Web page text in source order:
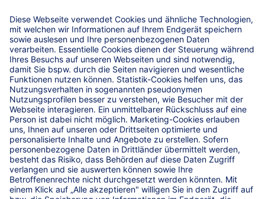
Lkw-Fahrer Michael Knopf berichtet, wie die KRAVAG
Truck Parking App seinen Arbeitsalltag beeinflusst hat
und wie die Möglichkeit, einen Lkw-Parkplatz zu
reservieren, seinen Fahrer-Job erleichtert.
© 2026 WIRKSTATT GmbH